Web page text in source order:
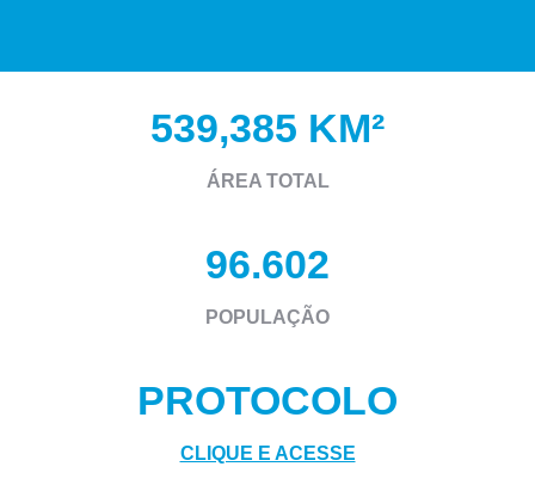
539,385 KM²
ÁREA TOTAL
96.602
POPULAÇÃO
PROTOCOLO
CLIQUE E ACESSE